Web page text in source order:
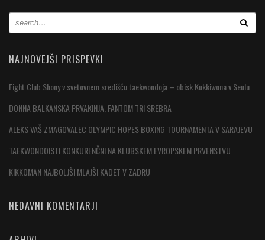
NAJNOVEJŠI PRISPEVKI
Fight Club Shony v svetovnem središču taekwondoja – obisk Kukkiwona v Seulu
DONNA BALKANSKA PRVAKINJA, FANTOM TRI SREBRA
ALEKS VAŠ ZMAGOVALEC OLYMPIC HOPES BOXING TOURNAMENTA V SARAJEVU
TAEKWONDOISTI KONKURENČNI NA KLUBSKEM EVROPSKEM PRVENSTVU
KIKKOMAN NAJBOLJŠI MLAJŠI KADET V ZADRU
NEDAVNI KOMENTARJI